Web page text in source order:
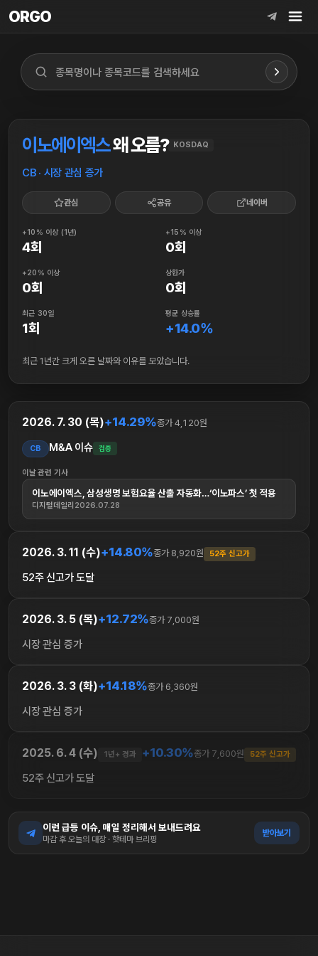
ORGO
ORGO
이노에이엑스왜 오름? KOSDAQ
CB · 시장 관심 증가
관심 공유 네이버
+10% 이상 (1년)
4회
+15% 이상
0회
+20% 이상
0회
상한가
0회
최근 30일
1회
평균 상승률
+14.0%
최근 1년간 크게 오른 날짜와 이유를 모았습니다.
2026. 7. 30 (목)+14.29%종가 4,120원
CB M&A 이슈 검증
이날 관련 기사
이노에이엑스, 삼성생명 보험요율 산출 자동화…‘이노파스’ 첫 적용
디지털데일리 2026.07.28
2026. 3. 11 (수)+14.80%종가 8,920원 52주 신고가
52주 신고가 도달
2026. 3. 5 (목)+12.72%종가 7,000원
시장 관심 증가
2026. 3. 3 (화)+14.18%종가 6,360원
시장 관심 증가
2025. 6. 4 (수) 1년+ 경과 +10.30%종가 7,600원 52주 신고가
52주 신고가 도달
이런 급등 이슈, 매일 정리해서 보내드려요
마감 후 오늘의 대장 · 핫테마 브리핑
받아보기